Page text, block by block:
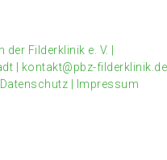
Filderklinik e. V.
kontakt@pbz-filderklinik.de
Datenschutz Impressum